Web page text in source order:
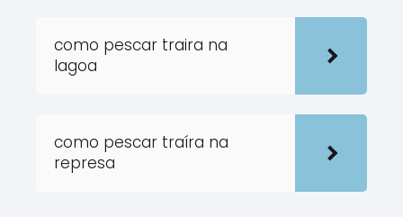
como pescar traira na
lagoa
como pescar traíra na
represa